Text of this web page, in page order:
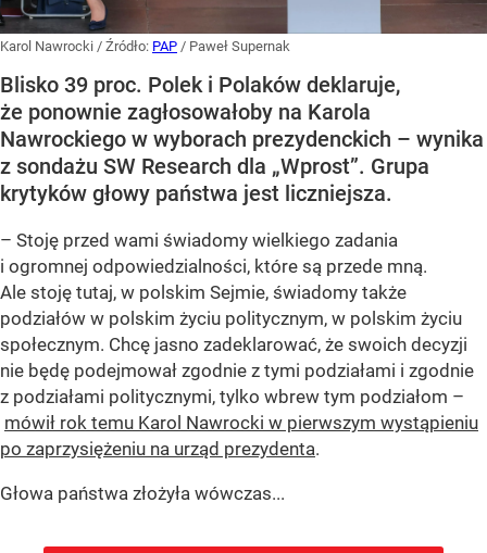
Karol Nawrocki / Źródło: PAP / Paweł Supernak
Blisko 39 proc. Polek i Polaków deklaruje,
że ponownie zagłosowałoby na Karola
Nawrockiego w wyborach prezydenckich – wynika
z sondażu SW Research dla „Wprost”. Grupa
krytyków głowy państwa jest liczniejsza.
– Stoję przed wami świadomy wielkiego zadania
i ogromnej odpowiedzialności, które są przede mną.
Ale stoję tutaj, w polskim Sejmie, świadomy także
podziałów w polskim życiu politycznym, w polskim życiu
społecznym. Chcę jasno zadeklarować, że swoich decyzji
nie będę podejmował zgodnie z tymi podziałami i zgodnie
z podziałami politycznymi, tylko wbrew tym podziałom –
mówił rok temu Karol Nawrocki w pierwszym wystąpieniu
po zaprzysiężeniu na urząd prezydenta.
Głowa państwa złożyła wówczas...